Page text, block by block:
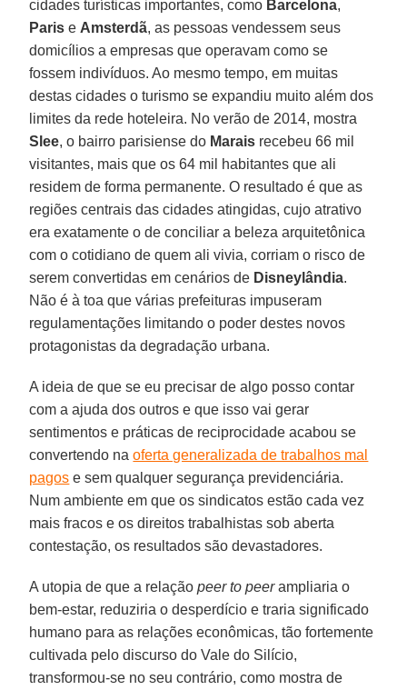
cidades turísticas importantes, como Barcelona,
Paris e Amsterdã, as pessoas vendessem seus
domicílios a empresas que operavam como se
fossem indivíduos. Ao mesmo tempo, em muitas
destas cidades o turismo se expandiu muito além dos
limites da rede hoteleira. No verão de 2014, mostra
Slee, o bairro parisiense do Marais recebeu 66 mil
visitantes, mais que os 64 mil habitantes que ali
residem de forma permanente. O resultado é que as
regiões centrais das cidades atingidas, cujo atrativo
era exatamente o de conciliar a beleza arquitetônica
com o cotidiano de quem ali vivia, corriam o risco de
serem convertidas em cenários de Disneylândia.
Não é à toa que várias prefeituras impuseram
regulamentações limitando o poder destes novos
protagonistas da degradação urbana.
A ideia de que se eu precisar de algo posso contar
com a ajuda dos outros e que isso vai gerar
sentimentos e práticas de reciprocidade acabou se
convertendo naoferta generalizada de trabalhos mal
pagos e sem qualquer segurança previdenciária.
Num ambiente em que os sindicatos estão cada vez
mais fracos e os direitos trabalhistas sob aberta
contestação, os resultados são devastadores.
A utopia de que a relaçãopeer to peerampliaria o
bem-estar, reduziria o desperdício e traria significado
humano para as relações econômicas, tão fortemente
cultivada pelo discurso do Vale do Silício,
transformou-se no seu contrário, como mostra de